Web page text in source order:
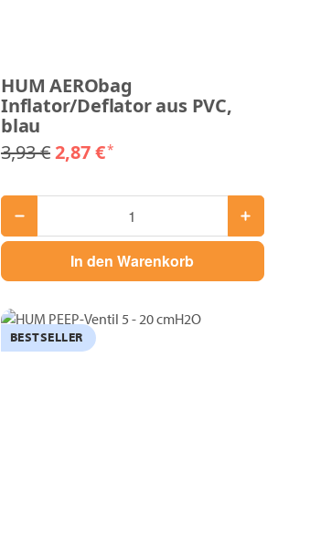
HUM AERObag
Inflator/Deflator aus PVC,
blau
3,93 €2,87 €*
In den Warenkorb
BESTSELLER